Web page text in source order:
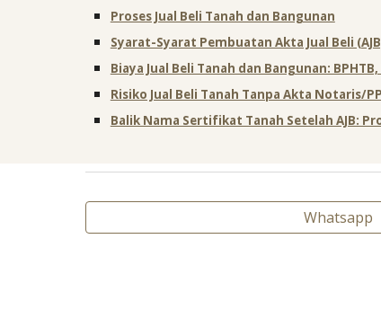
Proses Jual Beli Tanah dan Bangunan
Syarat-Syarat Pembuatan Akta Jual Beli
Biaya Jual Beli Tanah dan Bangunan:
Risiko Jual Beli Tanah Tanpa Akta Notaris/
Balik Nama Sertifikat Tanah Setelah AJB:
Whatsapp